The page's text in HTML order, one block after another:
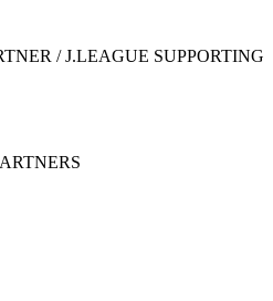
/ J.LEAGUE SUPPORTING